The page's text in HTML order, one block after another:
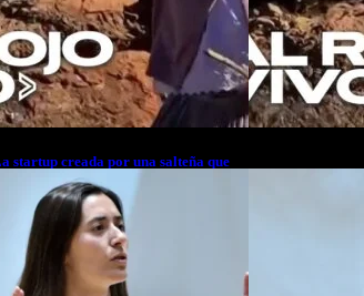
startup creada por una salteña que
resolver el estrés financiero en